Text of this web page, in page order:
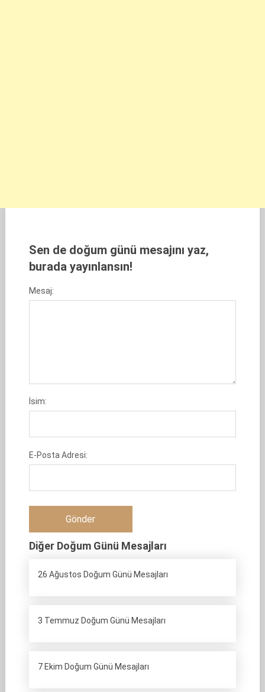
Sen de doğum günü mesajını yaz,
burada yayınlansın!
Mesaj:
İsim:
E-Posta Adresi:
Diğer Doğum Günü Mesajları
26 Ağustos Doğum Günü Mesajları
3 Temmuz Doğum Günü Mesajları
7 Ekim Doğum Günü Mesajları